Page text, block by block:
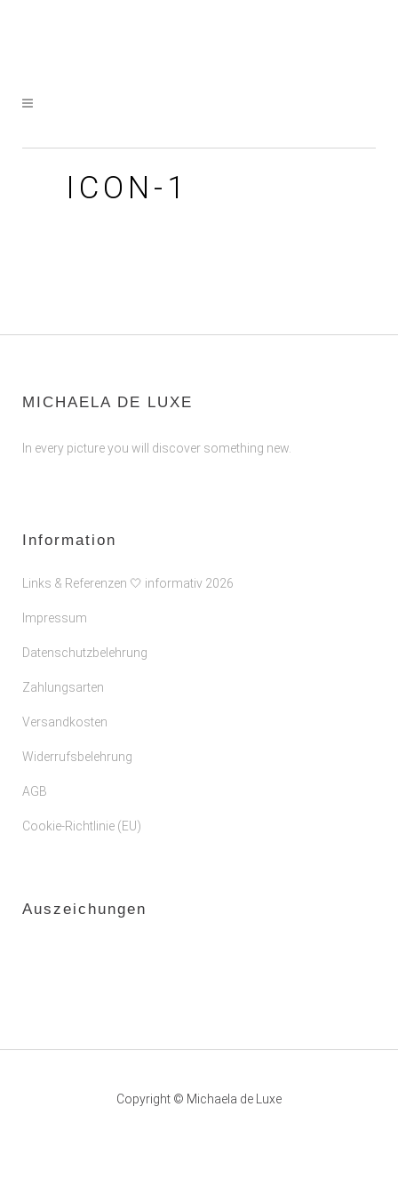
ICON-1
MICHAELA DE LUXE
In every picture you will discover something new.
Information
Links & Referenzen 🤍 informativ 2026
Impressum
Datenschutzbelehrung
Zahlungsarten
Versandkosten
Widerrufsbelehrung
AGB
Cookie-Richtlinie (EU)
Auszeichungen
Copyright © Michaela de Luxe